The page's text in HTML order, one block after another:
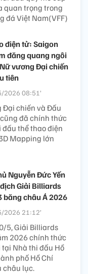
quan trọng trong
đá Việt Nam(VFF)
điện tử: Saigon
đăng quang ngôi
vương Đại chiến
tiên
2026 08:51’
Đại chiến và Đấu
đã chính thức
đấu thể thao điện
Mapping lớn
Nguyễn Đức Yến
Giải Billiards
băng châu Á 2026
2026 21:12’
5, Giải Billiards
2026 chính thức
Nhà thi đấu Hồ
phố Hồ Chí
châu lục.